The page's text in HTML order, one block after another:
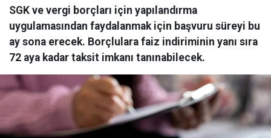
SGK ve vergi borçları için yapılandırma
uygulamasından faydalanmak için başvuru süreyi bu
ay sona erecek. Borçlulara faiz indiriminin yanı sıra
72 aya kadar taksit imkanı tanınabilecek.